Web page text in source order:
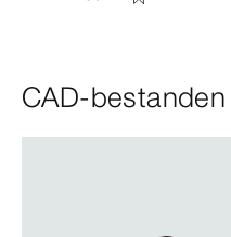
CAD-bestanden